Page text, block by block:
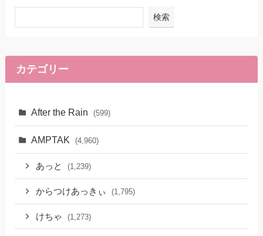
検索
カテゴリー
After the Rain (599)
AMPTAK (4,960)
あっと (1,239)
からつけあっきぃ (1,795)
けちゃ (1,273)